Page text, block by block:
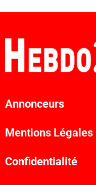
Annonceurs
Mentions Légales
Confidentialité